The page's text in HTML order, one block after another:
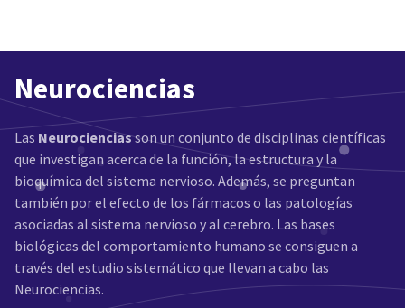
Neurociencias
Las Neurocienciasson un conjunto de disciplinas científicas
que investigan acerca de la función, la estructura y la
bioquímica del sistema nervioso. Además, se preguntan
también por el efecto de los fármacos o las patologías
asociadas al sistema nervioso y al cerebro. Las bases
biológicas del comportamiento humano se consiguen a
través del estudio sistemático que llevan a cabo las
Neurociencias.